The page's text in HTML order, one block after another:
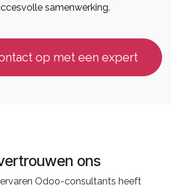
samenwerking.
op met een expert
ons
Odoo-consultants heeft